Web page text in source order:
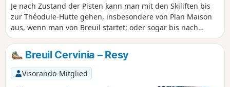
Je nach Zustand der Pisten kann man mit den Skiliften bis
zur Théodule-Hütte gehen, insbesondere von Plan Maison
aus, wenn man von Breuil startet; oder sogar bis nach
Fornet, um noch näher heranzukommen
Breuil Cervinia – Resy
Visorando-Mitglied